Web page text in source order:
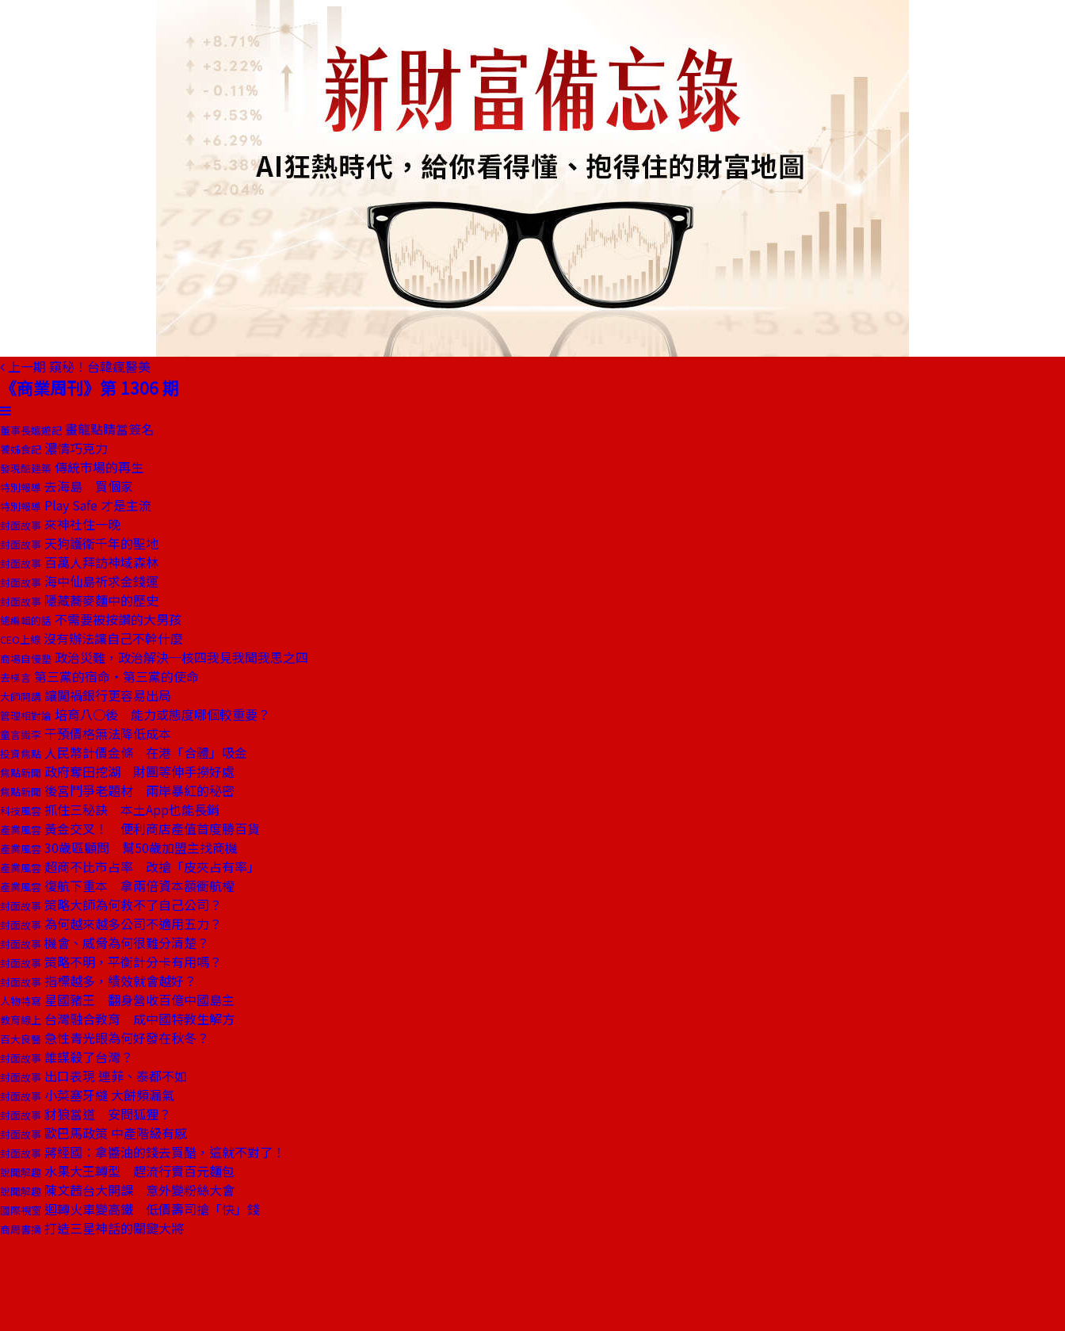
上一期 窺秘！台韓瘋醫美
《商業周刊》第 1306 期
董事長嬉遊記 畫龍點睛當簽名
饕姊食記 濃情巧克力
發現酷建築 傳統市場的再生
特別報導 去海島 買個家
特別報導 Play Safe 才是主流
封面故事 來神社住一晚
封面故事 天狗護衛千年的聖地
封面故事 百萬人拜訪神域森林
封面故事 海中仙島祈求金錢運
封面故事 隱藏蕎麥麵中的歷史
總編輯的話 不需要被按讚的大男孩
CEO上線 沒有辦法讓自己不幹什麼
商場自慢塾 政治災難，政治解決─核四我見我聞我思之四
去梯言 第三黨的宿命‧第三黨的使命
大師開講 讓闖禍銀行更容易出局
管理相對論 培育八○後 能力或態度哪個較重要？
童言識李 干預價格無法降低成本
投資焦點 人民幣計價金條 在港「合體」吸金
焦點新聞 政府奪田挖湖 財團等伸手撈好處
焦點新聞 後宮鬥爭老題材 兩岸暴紅的秘密
科技風雲 抓住三秘訣 本土App也能長銷
產業風雲 黃金交叉！ 便利商店產值首度勝百貨
產業風雲 30歲區顧問 幫50歲加盟主找商機
產業風雲 超商不比市占率 改搶「皮夾占有率」
產業風雲 復航下重本 拿兩倍資本額衝航權
封面故事 策略大師為何救不了自己公司？
封面故事 為何越來越多公司不適用五力？
封面故事 機會、威脅為何很難分清楚？
封面故事 策略不明，平衡計分卡有用嗎？
封面故事 指標越多，績效就會越好？
人物特寫 星國豬王 翻身營收百億中國島主
教育線上 台灣融合教育 成中國特教生解方
百大良醫 急性青光眼為何好發在秋冬？
封面故事 誰謀殺了台灣？
封面故事 出口表現 連菲、泰都不如
封面故事 小菜塞牙縫 大餅頻漏氣
封面故事 豺狼當道 安問狐狸？
封面故事 歐巴馬政策 中產階級有感
封面故事 蔣經國：拿醬油的錢去買醋，這就不對了！
說聞解趣 水果大王轉型 趕流行賣百元麵包
說聞解趣 陳文茜台大開課 意外變粉絲大會
國際視窗 迴轉火車變高鐵 低價壽司搶「快」錢
商周書摘 打造三星神話的關鍵大將